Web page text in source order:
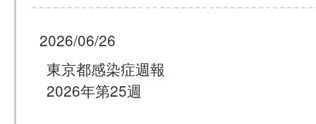
2026/06/26
東京都感染症週報
2026年第25週